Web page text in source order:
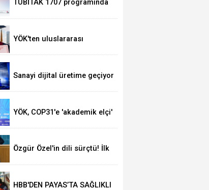
TÜBİTAK 1707 programında
açıklandı
YÖK'ten uluslararası
Süre 2 yıla kadar
Sanayi dijital üretime geçiyor
YÖK, COP31'e 'akademik elçi'
Özgür Özel'in dili sürçtü! İlk
HBB'DEN PAYAS’TA SAĞLIKLI